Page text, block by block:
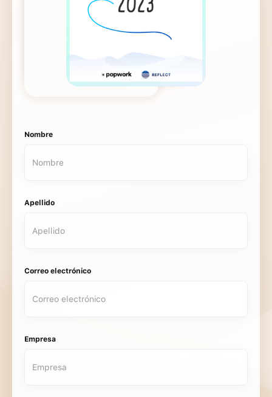
Nombre
Apellido
Correo electrónico
Empresa